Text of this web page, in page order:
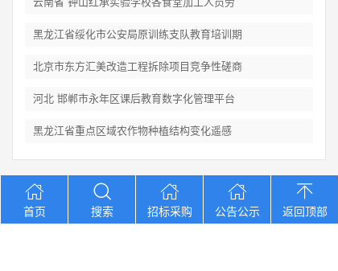
黑龙江省绥化市公安局原训练支队教育培训期
北京市东方汇美改造工程拆除项目竞争性磋商
河北 邯郸市永年区课后教育数字化管理平台
黑龙江省重点区域农作物种植结构变化遥感
Copyright © 2012-2026 中招招标网 版权所有 网站备案号：京
ICP备2023026371号-2
首页 搜索 招标采购 公告公示 返回顶部